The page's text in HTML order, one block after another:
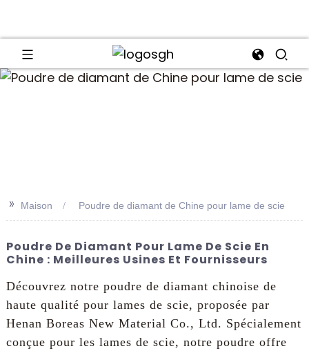
>> Maison Poudre de diamant de Chine pour lame de scie
Poudre De Diamant Pour Lame De Scie En
Chine : Meilleures Usines Et Fournisseurs
Découvrez notre poudre de diamant chinoise de
haute qualité pour lames de scie, proposée par
Henan Boreas New Material Co., Ltd. Spécialement
conçue pour les lames de scie, notre poudre offre